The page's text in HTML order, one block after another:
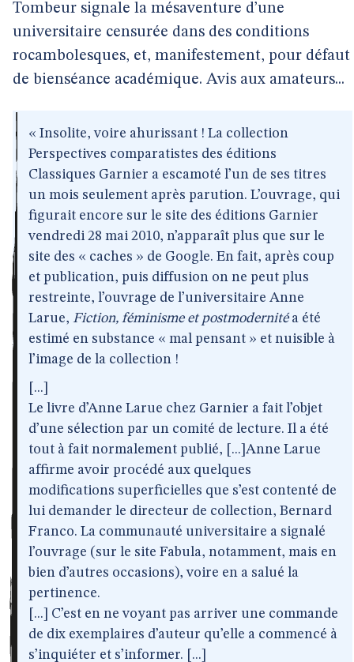
Tombeur signale la mésaventure d’une
universitaire censurée dans des conditions
rocambolesques, et, manifestement, pour défaut
de bienséance académique. Avis aux amateurs...
« Insolite, voire ahurissant ! La collection
Perspectives comparatistes des éditions
Classiques Garnier a escamoté l’un de ses titres
un mois seulement après parution. L’ouvrage, qui
figurait encore sur le site des éditions Garnier
vendredi 28 mai 2010, n’apparaît plus que sur le
site des « caches » de Google. En fait, après coup
et publication, puis diffusion on ne peut plus
restreinte, l’ouvrage de l’universitaire Anne
Larue, Fiction, féminisme et postmodernitéa été
estimé en substance « mal pensant » et nuisible à
l’image de la collection !
[...]
Le livre d’Anne Larue chez Garnier a fait l’objet
d’une sélection par un comité de lecture. Il a été
tout à fait normalement publié, [...]Anne Larue
affirme avoir procédé aux quelques
modifications superficielles que s’est contenté de
lui demander le directeur de collection, Bernard
Franco. La communauté universitaire a signalé
l’ouvrage (sur le site Fabula, notamment, mais en
bien d’autres occasions), voire en a salué la
pertinence.
[...] C’est en ne voyant pas arriver une commande
de dix exemplaires d’auteur qu’elle a commencé à
s’inquiéter et s’informer. [...]